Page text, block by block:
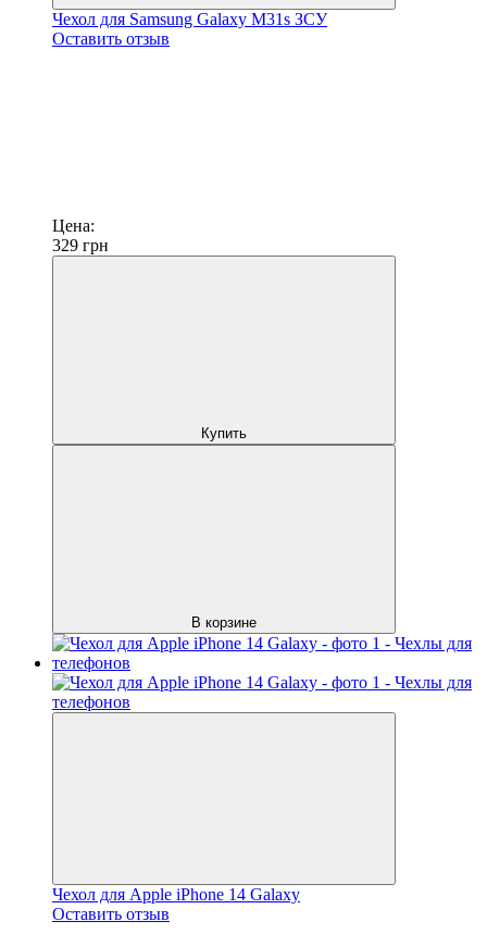
Чехол для Samsung Galaxy M31s ЗСУ
Оставить отзыв
Цена:
329 грн
Купить
В корзине
Чехол для Apple iPhone 14 Galaxy
Оставить отзыв